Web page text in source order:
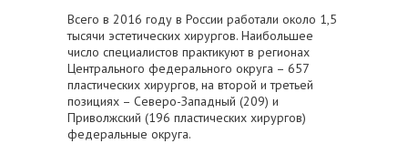
Всего в 2016 году в России работали около 1,5
тысячи эстетических хирургов. Наибольшее
число специалистов практикуют в регионах
Центрального федерального округа – 657
пластических хирургов, на второй и третьей
позициях – Северо-Западный (209) и
Приволжский (196 пластических хирургов)
федеральные округа.